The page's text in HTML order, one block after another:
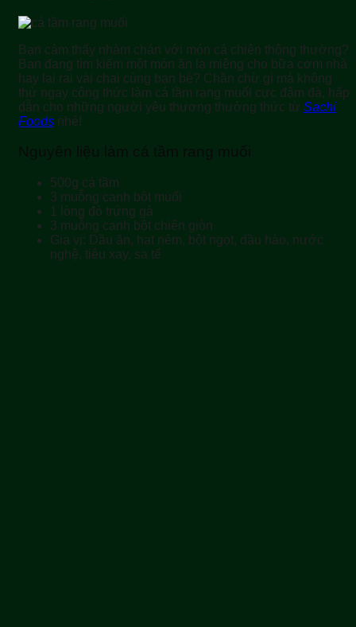
Bạn cảm thấy nhàm chán với món cá chiên thông thường?
Bạn đang tìm kiếm một món ăn lạ miệng cho bữa cơm nhà
hay lai rai vài chai cùng bạn bè? Chần chừ gì mà không
thử ngay công thức làm cá tầm rang muối cực đậm đà, hấp
dẫn cho những người yêu thương thưởng thức từ Sachi
Foods nhé!
Nguyên liệu làm cá tầm rang muối
500g cá tầm
3 muỗng canh bột muối
1 lòng đỏ trứng gà
3 muỗng canh bột chiên giòn
Gia vị: Dầu ăn, hạt nêm, bột ngọt, dầu hào, nước
nghệ, tiêu xay, sa tế